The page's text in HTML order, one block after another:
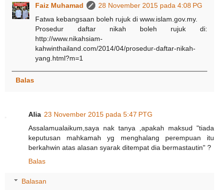
Faiz Muhamad
28 November 2015 pada 4:08 PG
Fatwa kebangsaan boleh rujuk di www.islam.gov.my.
Prosedur daftar nikah boleh rujuk di:
http://www.nikahsiam-
kahwinthailand.com/2014/04/prosedur-daftar-nikah-
yang.html?m=1
Balas
Alia 23 November 2015 pada 5:47 PTG
Assalamualaikum,saya nak tanya ,apakah maksud "tiada
keputusan mahkamah yg menghalang perempuan itu
berkahwin atas alasan syarak ditempat dia bermastautin" ?
Balas
Balasan